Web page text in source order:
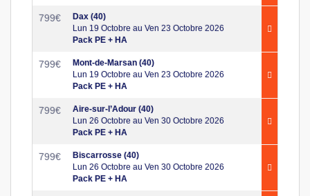
799€
Dax (40)
Lun 19 Octobre au Ven 23 Octobre 2026
Pack PE + HA
799€
Mont-de-Marsan (40)
Lun 19 Octobre au Ven 23 Octobre 2026
Pack PE + HA
799€
Aire-sur-l’Adour (40)
Lun 26 Octobre au Ven 30 Octobre 2026
Pack PE + HA
799€
Biscarrosse (40)
Lun 26 Octobre au Ven 30 Octobre 2026
Pack PE + HA